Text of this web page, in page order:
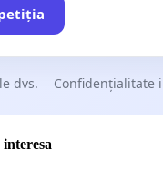
dvs. Confidențialitate